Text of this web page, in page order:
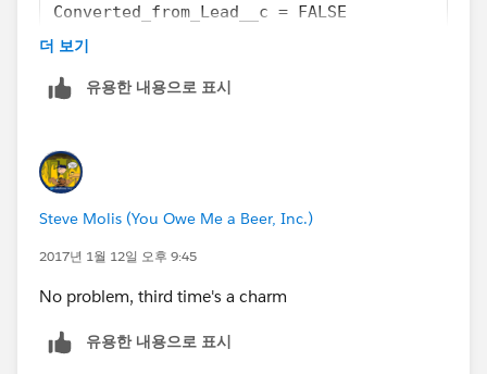
Converted_from_Lead__c = FALSE
)
더 보기
유용한 내용으로 표시
Steve Molis (You Owe Me a Beer, Inc.)
2017년 1월 12일 오후 9:45
No problem, third time's a charm
유용한 내용으로 표시